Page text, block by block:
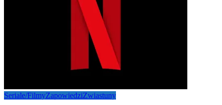
Seriale/FilmyZapowiedziZwiastuny